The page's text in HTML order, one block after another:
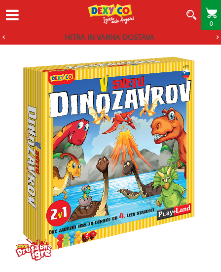
0
HITRA IN VARNA DOSTAVA